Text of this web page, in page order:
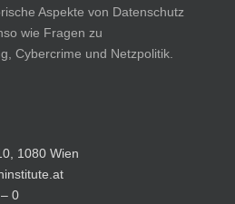
Aspekte von Datenschutz
wie Fragen zu
Cybercrime und Netzpolitik.
1080 Wien
0